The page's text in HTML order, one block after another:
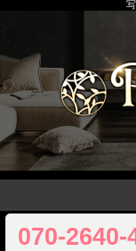
070-2640-